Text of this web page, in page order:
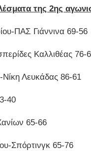
της 2ης
ΠΑΣ Γιάννινα 69-56
Καλλιθέας 76-
Λευκάδας 86-61
40
65-66
Σπόρτινγκ 65-76